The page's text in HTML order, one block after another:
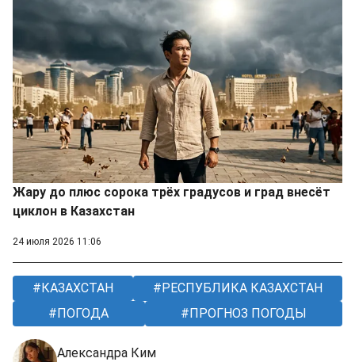
Жару до плюс сорока трёх градусов и град внесёт
циклон в Казахстан
24 июля 2026 11:06
КАЗАХСТАН
РЕСПУБЛИКА КАЗАХСТАН
ПОГОДА
ПРОГНОЗ ПОГОДЫ
Александра Ким